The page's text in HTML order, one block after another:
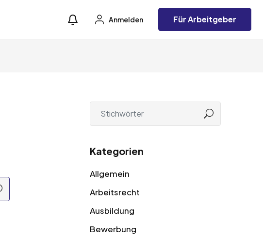
Anmelden Für Arbeitgeber
Kategorien
Allgemein
Arbeitsrecht
Ausbildung
Bewerbung